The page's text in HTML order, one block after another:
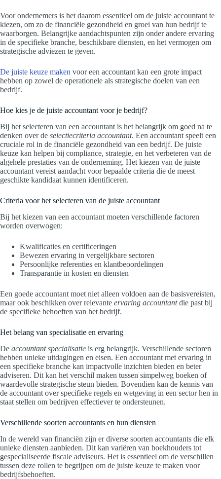
Voor ondernemers is het daarom essentieel om de juiste accountant te
kiezen, om zo de financiële gezondheid en groei van hun bedrijf te
waarborgen. Belangrijke aandachtspunten zijn onder andere ervaring
in de specifieke branche, beschikbare diensten, en het vermogen om
strategische adviezen te geven.
De juiste keuze maken voor een accountant kan een grote impact
hebben op zowel de operationele als strategische doelen van een
bedrijf.
Hoe kies je de juiste accountant voor je bedrijf?
Bij het selecteren van een accountant is het belangrijk om goed na te
denken over de selectiecriteria accountant. Een accountant speelt een
cruciale rol in de financiële gezondheid van een bedrijf. De juiste
keuze kan helpen bij compliance, strategie, en het verbeteren van de
algehele prestaties van de onderneming. Het kiezen van de juiste
accountant vereist aandacht voor bepaalde criteria die de meest
geschikte kandidaat kunnen identificeren.
Criteria voor het selecteren van de juiste accountant
Bij het kiezen van een accountant moeten verschillende factoren
worden overwogen:
Kwalificaties en certificeringen
Bewezen ervaring in vergelijkbare sectoren
Persoonlijke referenties en klantbeoordelingen
Transparantie in kosten en diensten
Een goede accountant moet niet alleen voldoen aan de basisvereisten,
maar ook beschikken over relevante ervaring accountantdie past bij
de specifieke behoeften van het bedrijf.
Het belang van specialisatie en ervaring
De accountant specialisatie is erg belangrijk. Verschillende sectoren
hebben unieke uitdagingen en eisen. Een accountant met ervaring in
een specifieke branche kan impactvolle inzichten bieden en beter
adviseren. Dit kan het verschil maken tussen simpelweg boeken of
waardevolle strategische steun bieden. Bovendien kan de kennis van
de accountant over specifieke regels en wetgeving in een sector hen in
staat stellen om bedrijven effectiever te ondersteunen.
Verschillende soorten accountants en hun diensten
In de wereld van financiën zijn er diverse soorten accountants die elk
unieke diensten aanbieden. Dit kan variëren van boekhouders tot
gespecialiseerde fiscale adviseurs. Het is essentieel om de verschillen
tussen deze rollen te begrijpen om de juiste keuze te maken voor
bedrijfsbehoeften.